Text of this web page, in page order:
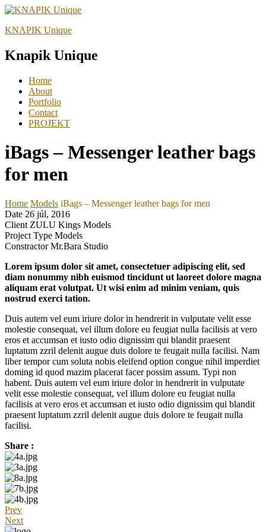
KNAPIK Unique
Knapik Unique
Home
About
Portfolio
Contact
PROJEKT
iBags – Messenger leather bags
for men
Home Models iBags – Messenger leather bags for men
Date 26 júl, 2016
Client ZULU Kings Models
Project Type Models
Constractor Mr.Bara Studio
Lorem ipsum dolor sit amet, consectetuer adipiscing elit, sed
diam nonummy nibh euismod tincidunt ut laoreet dolore magna
aliquam erat volutpat. Ut wisi enim ad minim veniam, quis
nostrud exerci tation.
Duis autem vel eum iriure dolor in hendrerit in vulputate velit esse
molestie consequat, vel illum dolore eu feugiat nulla facilisis at vero
eros et accumsan et iusto odio dignissim qui blandit praesent
luptatum zzril delenit augue duis dolore te feugait nulla facilisi. Nam
liber tempor cum soluta nobis eleifend option congue nihil imperdiet
doming id quod mazim placerat facer possim assum. Typi non
habent. Duis autem vel eum iriure dolor in hendrerit in vulputate
velit esse molestie consequat, vel illum dolore eu feugiat nulla
facilisis at vero eros et accumsan et iusto odio dignissim qui blandit
praesent luptatum zzril delenit augue duis dolore te feugait nulla
facilisi.
Share :
Prev
Next